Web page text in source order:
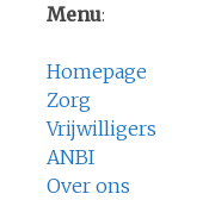
Menu:
Homepage
Zorg
Vrijwilligers
ANBI
Over ons